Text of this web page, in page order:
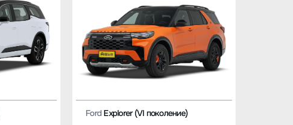
Ford Explorer (VI поколение)